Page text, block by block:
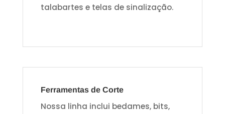
talabartes e telas de sinalização.
Ferramentas de Corte
Nossa linha inclui bedames, bits,